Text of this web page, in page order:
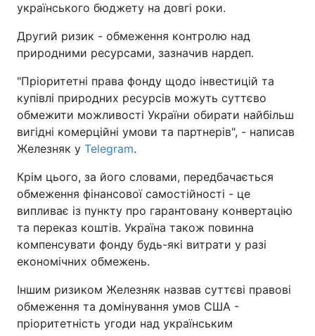
українського бюджету на довгі роки.
Другий ризик - обмеження контролю над
природними ресурсами, зазначив нардеп.
"Пріоритетні права фонду щодо інвестицій та
купівлі природних ресурсів можуть суттєво
обмежити можливості України обирати найбільш
вигідні комерційні умови та партнерів", - написав
Железняк у Telegram.
Крім цього, за його словами, передбачається
обмеження фінансової самостійності - це
випливає із пункту про гарантовану конвертацію
та переказ коштів. Україна також повинна
компенсувати фонду будь-які витрати у разі
економічних обмежень.
Іншим ризиком Железняк назвав суттєві правові
обмеження та домінування умов США -
пріоритетність угоди над українським